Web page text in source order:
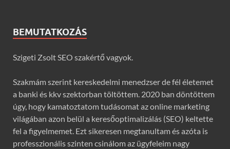
BEMUTATKOZÁS
Szigeti Zsolt SEO szakértő vagyok.
Szakmám szerint kereskedelmi menedzser de fél életemet
a banki és kkv szektorban töltöttem. 2020 ban döntöttem
úgy, hogy kamatoztatom tudásomat az online marketing
világában azon belül a keresőoptimalizálás (SEO) keltette
fel a figyelmemet. Ezt sikeresen megtanultam és azóta is
professzionális szinten csinálom az ügyfeleim nagy